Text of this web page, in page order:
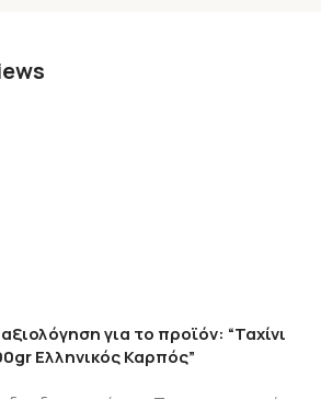
για το προϊόν: “Ταχίνι
Ελληνικός Καρπός”